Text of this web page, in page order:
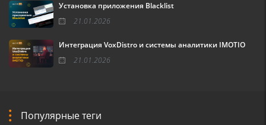
Установка приложения Blacklist
21.01.2026
Интеграция VoxDistro и системы аналитики IMOTIO
21.01.2026
Популярные теги